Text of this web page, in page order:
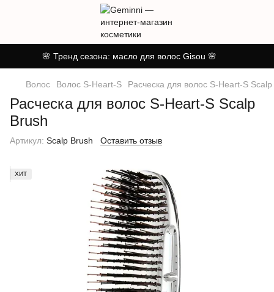
🌸 Тренд сезона: масло для волос Gisou 🌸
Волос Волос S-Heart-S Расческа для волос S-Heart-S
Расческа для волос S-Heart-S Scalp
Brush
Артикул: Scalp Brush Оставить отзыв
ХИТ